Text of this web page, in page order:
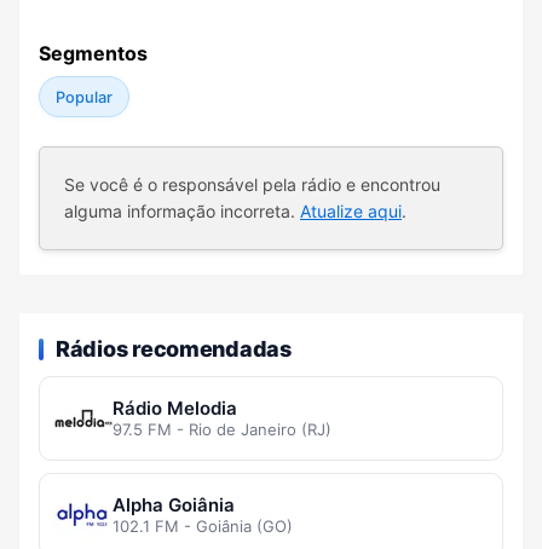
Segmentos
Popular
Se você é o responsável pela rádio e encontrou
alguma informação incorreta. Atualize aqui.
Rádios recomendadas
Rádio Melodia
97.5 FM - Rio de Janeiro (RJ)
Alpha Goiânia
102.1 FM - Goiânia (GO)